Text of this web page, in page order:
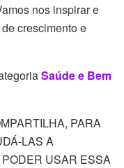
nos inspirar e
crescimento e
Saúde e Bem
PARA
LAS A
USAR ESSA